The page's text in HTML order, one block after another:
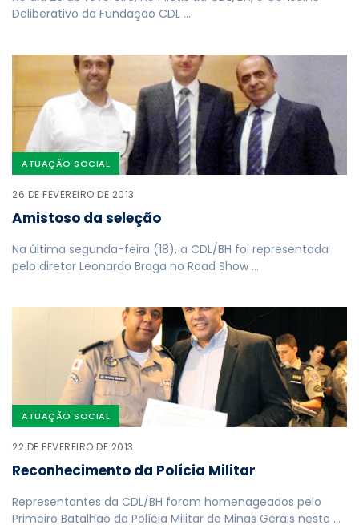
Deliberativo da Fundação CDL …
ATUAÇÃO SOCIAL
26 DE FEVEREIRO DE 2013
Amistoso da seleção
Na última segunda-feira (18), a CDL/BH foi representada
pelo diretor Leonardo Braga no Road Show …
ATUAÇÃO SOCIAL
22 DE FEVEREIRO DE 2013
Reconhecimento da Polícia Militar
Representantes da CDL/BH foram homenageados pelo
Primeiro Batalhão da Polícia Militar de Minas Gerais nesta …